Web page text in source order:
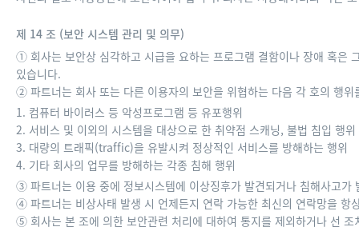
제 14 조 (보안 시스템 관리 및 의무)
① 회사는 보안상 심각하고 시급을 요하는 프로그램 결함이나 장애 혹은
있습니다.
② 파트너는 회사 또는 다른 이용자의 보안을 위협하는 다음 각 호의 행위
1. 컴퓨터 바이러스 등 악성프로그램 등 유포행위
2. 서비스 및 이외의 시스템을 대상으로 한 취약점 스캐닝, 불법 침입 행위
3. 대량의 트래픽(traffic)을 유발시켜 정상적인 서비스를 방해하는 행위
4. 기타 회사의 업무를 방해하는 각종 침해 행위
③ 파트너는 이용 중에 정보시스템에 이상징후가 발견되거나 침해사고
④ 파트너는 비상사태 발생 시 언제든지 연락 가능한 최신의 연락망을 항
⑤ 회사는 본 조에 의한 보안관련 처리에 대하여 통지를 제외하거나 선